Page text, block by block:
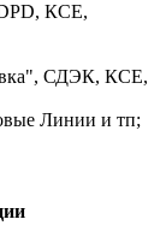
КСЕ,
СДЭК, КСЕ,
Линии и тп;